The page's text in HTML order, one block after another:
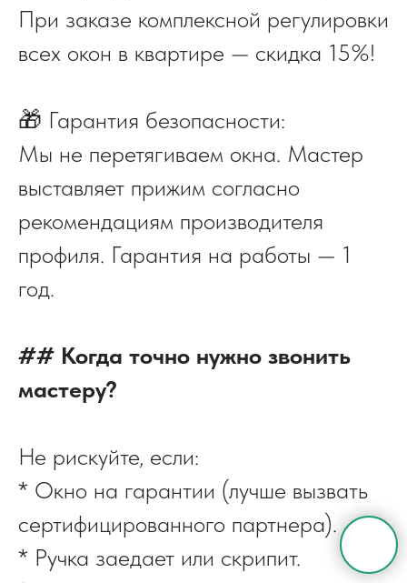
При заказе комплексной регулировки
всех окон в квартире — скидка 15%!
🎁 Гарантия безопасности:
Мы не перетягиваем окна. Мастер
выставляет прижим согласно
рекомендациям производителя
профиля. Гарантия на работы — 1
год.
## Когда точно нужно звонить
мастеру?
Не рискуйте, если:
* Окно на гарантии (лучше вызвать
сертифицированного партнера).
* Ручка заедает или скрипит.